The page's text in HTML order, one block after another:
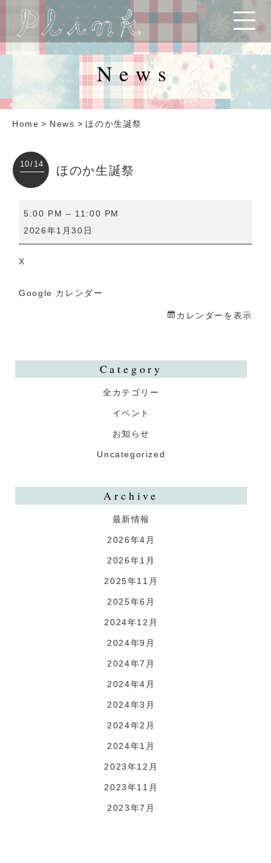
News
Home > News > ほのか生誕祭
10/14 ほのか生誕祭
か
生
祭
5:00 PM – 11:00 PM
2026年1月30日
X
Google カレンダー
カレンダーを表示
Category
全カテゴリー
イベント
お知らせ
Uncategorized
Archive
最新情報
2026年4月
2026年1月
2025年11月
2025年6月
2024年12月
2024年9月
2024年7月
2024年4月
2024年3月
2024年2月
2024年1月
2023年12月
2023年11月
2023年7月